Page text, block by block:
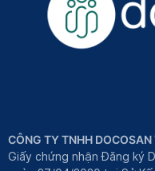
CÔNG TY TNHH
Giấy chứng nhận Đăng ký